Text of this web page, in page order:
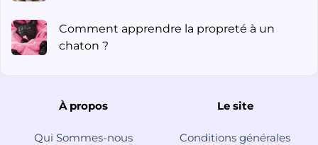
Comment apprendre la propreté à un
chaton ?
À propos
Qui Sommes-nous
Le site
Conditions générales